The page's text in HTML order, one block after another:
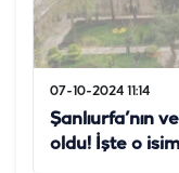
07-10-2024 11:14
Şanlıurfa’nın
oldu! İşte o